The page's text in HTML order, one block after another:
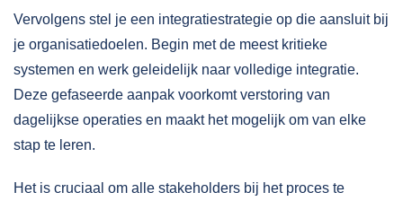
Vervolgens stel je een integratiestrategie op die aansluit bij
je organisatiedoelen. Begin met de meest kritieke
systemen en werk geleidelijk naar volledige integratie.
Deze gefaseerde aanpak voorkomt verstoring van
dagelijkse operaties en maakt het mogelijk om van elke
stap te leren.
Het is cruciaal om alle stakeholders bij het proces te